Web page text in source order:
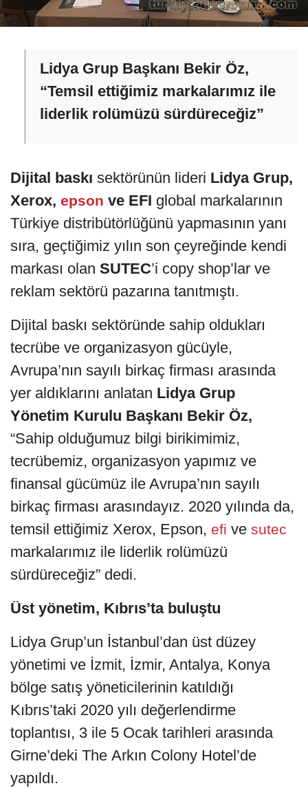
Lidya Grup Başkanı Bekir Öz,
“Temsil ettiğimiz markalarımız ile
liderlik rolümüzü sürdüreceğiz”
Dijital baskı sektörünün lideri Lidya Grup,
Xerox, epson ve EFI global markalarının
Türkiye distribütörlüğünü yapmasının yanı
sıra, geçtiğimiz yılın son çeyreğinde kendi
markası olan SUTEC’i copy shop’lar ve
reklam sektörü pazarına tanıtmıştı.
Dijital baskı sektöründe sahip oldukları
tecrübe ve organizasyon gücüyle,
Avrupa’nın sayılı birkaç firması arasında
yer aldıklarını anlatan Lidya Grup
Yönetim Kurulu Başkanı Bekir Öz,
“Sahip olduğumuz bilgi birikimimiz,
tecrübemiz, organizasyon yapımız ve
finansal gücümüz ile Avrupa’nın sayılı
birkaç firması arasındayız. 2020 yılında da,
temsil ettiğimiz Xerox, Epson, efi ve sutec
markalarımız ile liderlik rolümüzü
sürdüreceğiz” dedi.
Üst yönetim, Kıbrıs’ta buluştu
Lidya Grup’un İstanbul’dan üst düzey
yönetimi ve İzmit, İzmir, Antalya, Konya
bölge satış yöneticilerinin katıldığı
Kıbrıs’taki 2020 yılı değerlendirme
toplantısı, 3 ile 5 Ocak tarihleri arasında
Girne’deki The Arkın Colony Hotel’de
yapıldı.